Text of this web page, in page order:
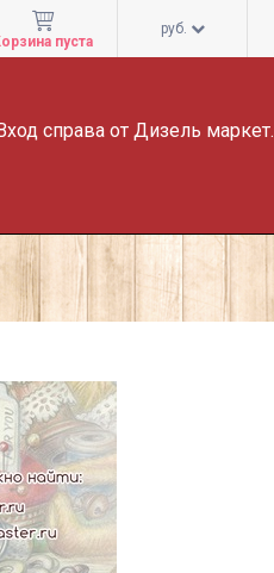
справа от Дизель маркет.
пуста
руб.